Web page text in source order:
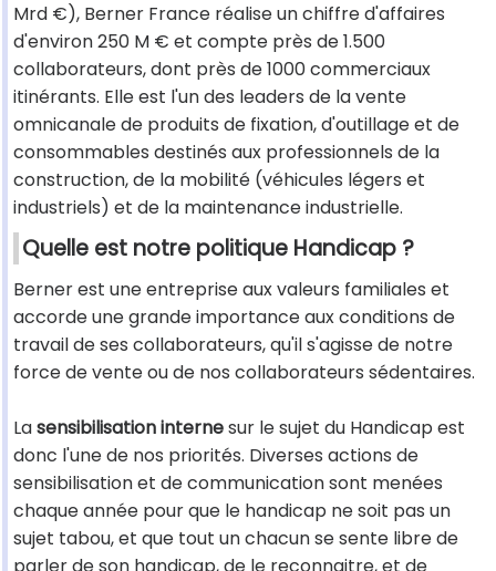
Mrd €), Berner France réalise un chiffre d'affaires
d'environ 250 M € et compte près de 1.500
collaborateurs, dont près de 1000 commerciaux
itinérants. Elle est l'un des leaders de la vente
omnicanale de produits de fixation, d'outillage et de
consommables destinés aux professionnels de la
construction, de la mobilité (véhicules légers et
industriels) et de la maintenance industrielle.
Quelle est notre politique Handicap ?
Berner est une entreprise aux valeurs familiales et
accorde une grande importance aux conditions de
travail de ses collaborateurs, qu'il s'agisse de notre
force de vente ou de nos collaborateurs sédentaires.
Lasensibilisation internesur le sujet du Handicap est
donc l'une de nos priorités. Diverses actions de
sensibilisation et de communication sont menées
chaque année pour que le handicap ne soit pas un
sujet tabou, et que tout un chacun se sente libre de